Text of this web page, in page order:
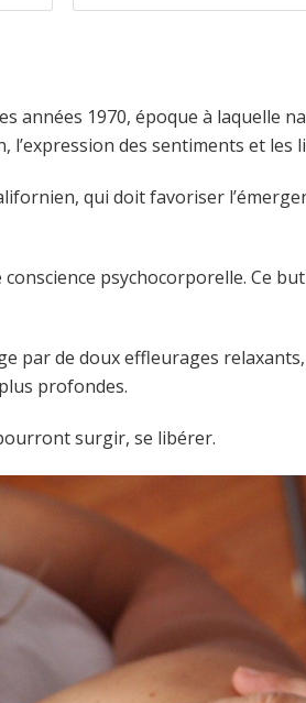
années 1970, époque à laquelle
des sentiments et les
qui doit favoriser
conscience psychocorporelle. Ce
par de doux effleurages
profondes.
surgir, se libérer.